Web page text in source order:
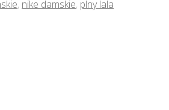
, nike damskie, plny lala